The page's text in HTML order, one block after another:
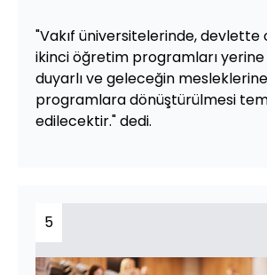
"Vakıf üniversitelerinde, devlette
ikinci öğretim programları
duyarlı ve geleceğin
programlara dönüştürülmesi
edilecektir." dedi.
5